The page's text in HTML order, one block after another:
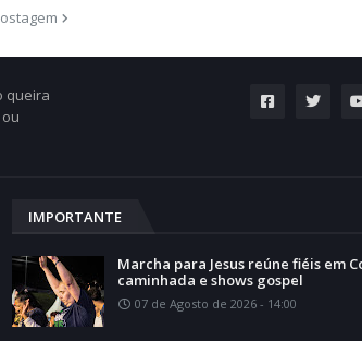
queira
IMPORTANTE
Marcha para Jesus reúne fiéis em
caminhada e shows gospel
07 de Agosto de 2026 - 14:00